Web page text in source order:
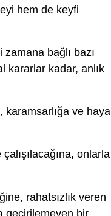
hem de keyfi
bağlı bazı
kararlar kadar, anlık
karamsarlığa ve hayal
onlarla
rahatsızlık veren
geçirilemeyen bir